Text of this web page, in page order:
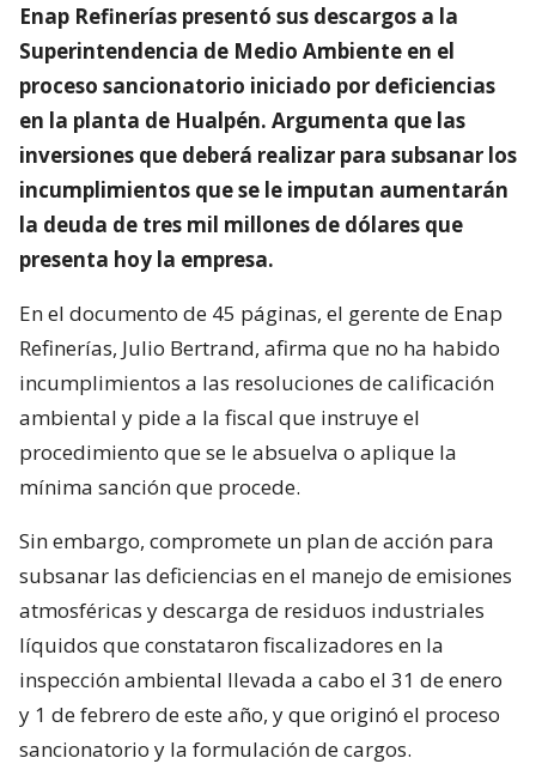
Enap Refinerías presentó sus descargos a la
Superintendencia de Medio Ambiente en el
proceso sancionatorio iniciado por deficiencias
en la planta de Hualpén. Argumenta que las
inversiones que deberá realizar para subsanar los
incumplimientos que se le imputan aumentarán
la deuda de tres mil millones de dólares que
presenta hoy la empresa.
En el documento de 45 páginas, el gerente de Enap
Refinerías, Julio Bertrand, afirma que no ha habido
incumplimientos a las resoluciones de calificación
ambiental y pide a la fiscal que instruye el
procedimiento que se le absuelva o aplique la
mínima sanción que procede.
Sin embargo, compromete un plan de acción para
subsanar las deficiencias en el manejo de emisiones
atmosféricas y descarga de residuos industriales
líquidos que constataron fiscalizadores en la
inspección ambiental llevada a cabo el 31 de enero
y 1 de febrero de este año, y que originó el proceso
sancionatorio y la formulación de cargos.